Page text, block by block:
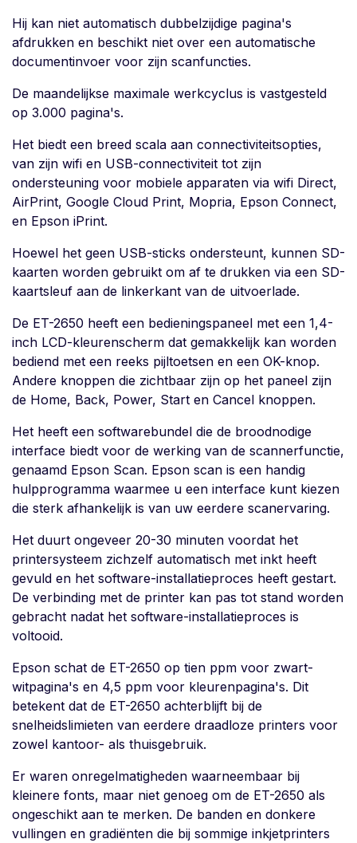
Hij kan niet automatisch dubbelzijdige pagina's
afdrukken en beschikt niet over een automatische
documentinvoer voor zijn scanfuncties.
De maandelijkse maximale werkcyclus is vastgesteld
op 3.000 pagina's.
Het biedt een breed scala aan connectiviteitsopties,
van zijn wifi en USB-connectiviteit tot zijn
ondersteuning voor mobiele apparaten via wifi Direct,
AirPrint, Google Cloud Print, Mopria, Epson Connect,
en Epson iPrint.
Hoewel het geen USB-sticks ondersteunt, kunnen SD-
kaarten worden gebruikt om af te drukken via een SD-
kaartsleuf aan de linkerkant van de uitvoerlade.
De ET-2650 heeft een bedieningspaneel met een 1,4-
inch LCD-kleurenscherm dat gemakkelijk kan worden
bediend met een reeks pijltoetsen en een OK-knop.
Andere knoppen die zichtbaar zijn op het paneel zijn
de Home, Back, Power, Start en Cancel knoppen.
Het heeft een softwarebundel die de broodnodige
interface biedt voor de werking van de scannerfunctie,
genaamd Epson Scan. Epson scan is een handig
hulpprogramma waarmee u een interface kunt kiezen
die sterk afhankelijk is van uw eerdere scanervaring.
Het duurt ongeveer 20-30 minuten voordat het
printersysteem zichzelf automatisch met inkt heeft
gevuld en het software-installatieproces heeft gestart.
De verbinding met de printer kan pas tot stand worden
gebracht nadat het software-installatieproces is
voltooid.
Epson schat de ET-2650 op tien ppm voor zwart-
witpagina's en 4,5 ppm voor kleurenpagina's. Dit
betekent dat de ET-2650 achterblijft bij de
snelheidslimieten van eerdere draadloze printers voor
zowel kantoor- als thuisgebruik.
Er waren onregelmatigheden waarneembaar bij
kleinere fonts, maar niet genoeg om de ET-2650 als
ongeschikt aan te merken. De banden en donkere
vullingen en gradiënten die bij sommige inkjetprinters